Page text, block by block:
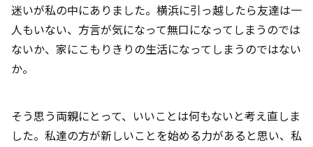
迷いが私の中にありました。横浜に引っ越したら友達は一
人もいない、方言が気になって無口になってしまうのでは
ないか、家にこもりきりの生活になってしまうのではない
か。
そう思う両親にとって、いいことは何もないと考え直しま
した。私達の方が新しいことを始める力があると思い、私